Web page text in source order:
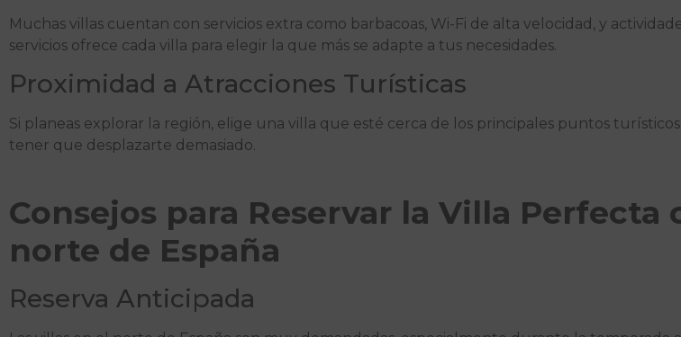
Muchas villas cuentan con servicios extra como barbacoas, Wi-Fi de alta velocidad, y
servicios ofrece cada villa para elegir la que más se adapte a tus necesidades.
Proximidad a Atracciones Turísticas
Si planeas explorar la región, elige una villa que esté cerca de los principales puntos
tener que desplazarte demasiado.
Consejos para Reservar la Villa Perfecta
norte de España
Reserva Anticipada